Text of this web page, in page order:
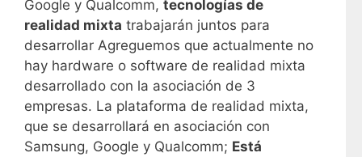
Google y Qualcomm, tecnologías de
realidad mixta trabajarán juntos para
desarrollar Agreguemos que actualmente no
hay hardware o software de realidad mixta
desarrollado con la asociación de 3
empresas. La plataforma de realidad mixta,
que se desarrollará en asociación con
Samsung, Google y Qualcomm; Está